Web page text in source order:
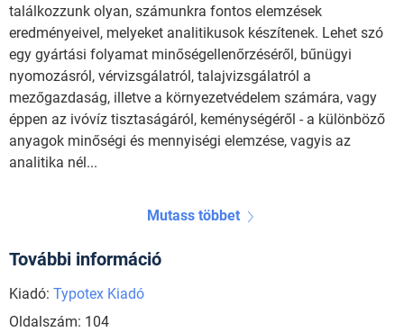
találkozzunk olyan, számunkra fontos elemzések
eredményeivel, melyeket analitikusok készítenek. Lehet szó
egy gyártási folyamat minőségellenőrzéséről, bűnügyi
nyomozásról, vérvizsgálatról, talajvizsgálatról a
mezőgazdaság, illetve a környezetvédelem számára, vagy
éppen az ivóvíz tisztaságáról, keménységéről - a különböző
anyagok minőségi és mennyiségi elemzése, vagyis az
analitika nél...
Mutass többet
További információ
Kiadó: Typotex Kiadó
Oldalszám: 104